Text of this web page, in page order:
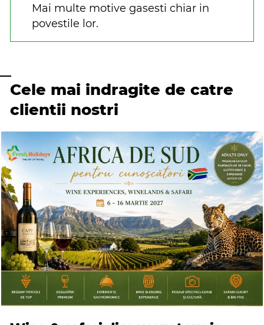
Mai multe motive gasesti chiar in
povestile lor.
Cele mai indragite de catre
clientii nostri